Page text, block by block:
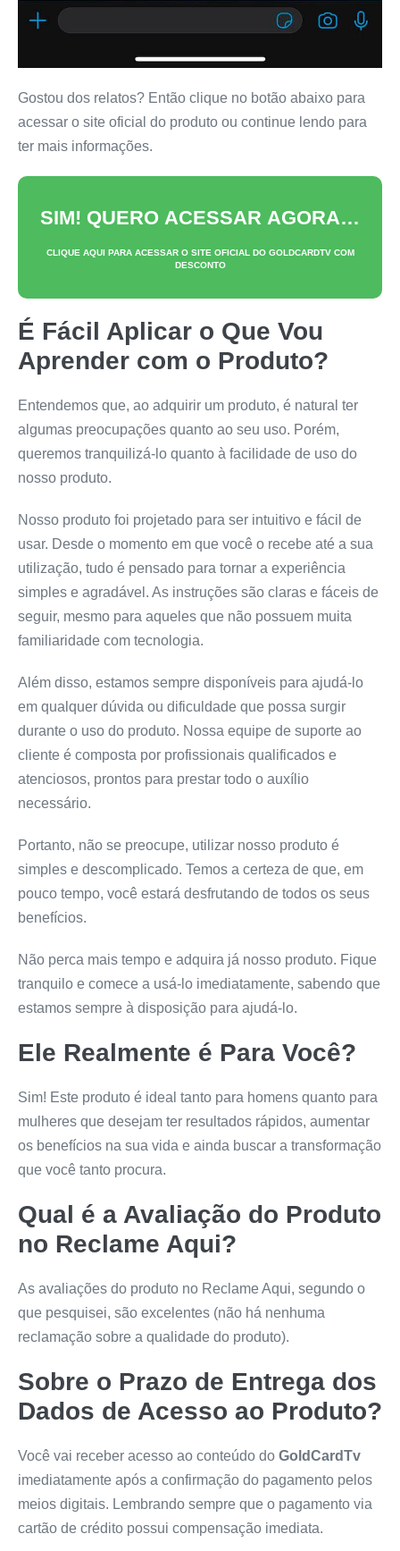
Gostou dos relatos? Então clique no botão abaixo para
acessar o site oficial do produto ou continue lendo para
ter mais informações.
SIM! QUERO ACESSAR AGORA…
CLIQUE AQUI PARA ACESSAR O SITE OFICIAL DO GOLDCARDTVCOM
DESCONTO
É Fácil Aplicar o Que Vou
Aprender com o Produto?
Entendemos que, ao adquirir um produto, é natural ter
algumas preocupações quanto ao seu uso. Porém,
queremos tranquilizá-lo quanto à facilidade de uso do
nosso produto.
Nosso produto foi projetado para ser intuitivo e fácil de
usar. Desde o momento em que você o recebe até a sua
utilização, tudo é pensado para tornar a experiência
simples e agradável. As instruções são claras e fáceis de
seguir, mesmo para aqueles que não possuem muita
familiaridade com tecnologia.
Além disso, estamos sempre disponíveis para ajudá-lo
em qualquer dúvida ou dificuldade que possa surgir
durante o uso do produto. Nossa equipe de suporte ao
cliente é composta por profissionais qualificados e
atenciosos, prontos para prestar todo o auxílio
necessário.
Portanto, não se preocupe, utilizar nosso produto é
simples e descomplicado. Temos a certeza de que, em
pouco tempo, você estará desfrutando de todos os seus
benefícios.
Não perca mais tempo e adquira já nosso produto. Fique
tranquilo e comece a usá-lo imediatamente, sabendo que
estamos sempre à disposição para ajudá-lo.
Ele Realmente é Para Você?
Sim! Este produto é ideal tanto para homens quanto para
mulheres que desejam ter resultados rápidos, aumentar
os benefícios na sua vida e ainda buscar a transformação
que você tanto procura.
Qual é a Avaliação do Produto
no Reclame Aqui?
As avaliações do produto no Reclame Aqui, segundo o
que pesquisei, são excelentes (não há nenhuma
reclamação sobre a qualidade do produto).
Sobre o Prazo de Entrega dos
Dados de Acesso ao Produto?
Você vai receber acesso ao conteúdo do GoldCardTv
imediatamente após a confirmação do pagamento pelos
meios digitais. Lembrando sempre que o pagamento via
cartão de crédito possui compensação imediata.